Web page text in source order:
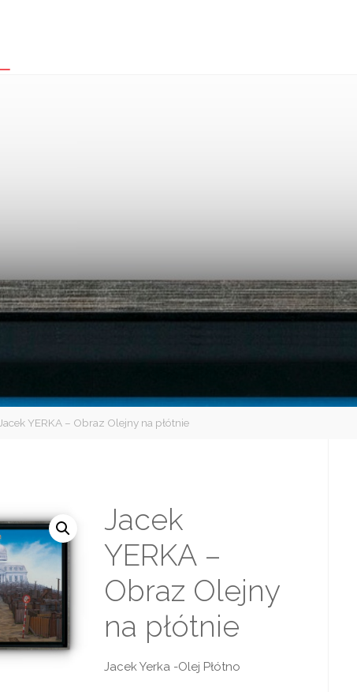
Jacek YERKA – Obraz Olejny na płótnie
Jacek
YERKA –
Obraz Olejny
na płótnie
Jacek Yerka -Olej Płótno